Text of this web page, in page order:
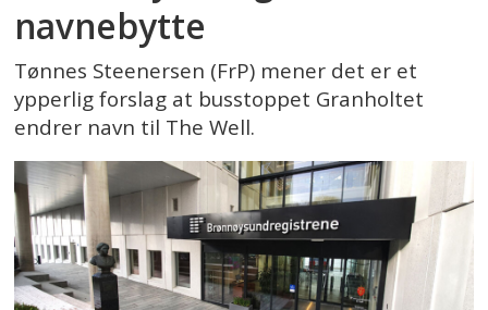
navnebytte
Tønnes Steenersen (FrP) mener det er et
ypperlig forslag at busstoppet Granholtet
endrer navn til The Well.